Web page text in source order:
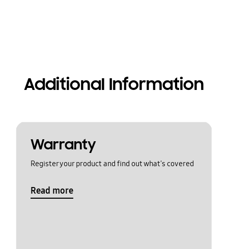
Additional Information
Warranty
Register your product and find out what's covered
Read more